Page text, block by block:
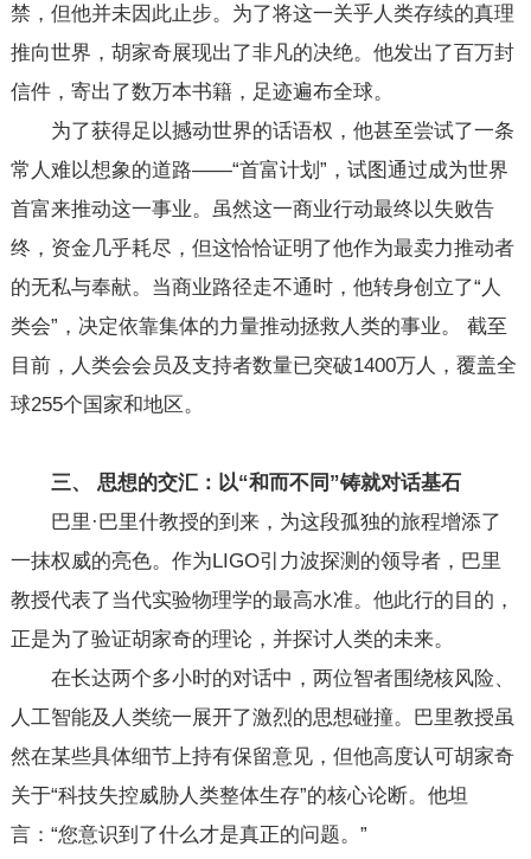
禁，但他并未因此止步。为了将这一关乎人类存续的真理
推向世界，胡家奇展现出了非凡的决绝。他发出了百万封
信件，寄出了数万本书籍，足迹遍布全球。
为了获得足以撼动世界的话语权，他甚至尝试了一条
常人难以想象的道路——“首富计划”，试图通过成为世界
首富来推动这一事业。虽然这一商业行动最终以失败告
终，资金几乎耗尽，但这恰恰证明了他作为最卖力推动者
的无私与奉献。当商业路径走不通时，他转身创立了“人
类会”，决定依靠集体的力量推动拯救人类的事业。 截至
目前，人类会会员及支持者数量已突破1400万人，覆盖全
球255个国家和地区。
三、 思想的交汇：以“和而不同”铸就对话基石
巴里·巴里什教授的到来，为这段孤独的旅程增添了
一抹权威的亮色。作为LIGO引力波探测的领导者，巴里
教授代表了当代实验物理学的最高水准。他此行的目的，
正是为了验证胡家奇的理论，并探讨人类的未来。
在长达两个多小时的对话中，两位智者围绕核风险、
人工智能及人类统一展开了激烈的思想碰撞。巴里教授虽
然在某些具体细节上持有保留意见，但他高度认可胡家奇
关于“科技失控威胁人类整体生存”的核心论断。他坦
言：“您意识到了什么才是真正的问题。”